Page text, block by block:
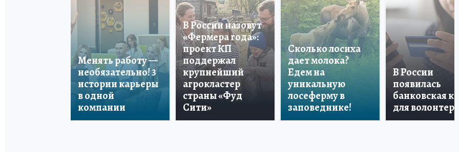
Менять работу —
необязательно! 3
истории карьеры
в одной
компании
В России назовут
«Фермера года»:
проект КП
поддержал
крупнейший
агрокластер
страны «Фуд
Сити»
Сколько лосиха
дает молока?
Едем на
уникальную
лосеферму в
заповеднике!
В России
появилась
банковская
для волонтеров